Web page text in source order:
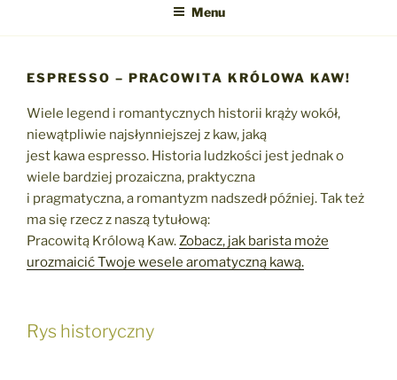
Menu
ESPRESSO – PRACOWITA KRÓLOWA KAW!
Wiele legend i romantycznych historii krąży wokół,
niewątpliwie najsłynniejszej z kaw, jaką
jest kawa espresso. Historia ludzkości jest jednak o
wiele bardziej prozaiczna, praktyczna
i pragmatyczna, a romantyzm nadszedł później. Tak też
ma się rzecz z naszą tytułową:
Pracowitą Królową Kaw.Zobacz, jak barista może
urozmaicić Twoje wesele aromatyczną kawą.
Rys historyczny